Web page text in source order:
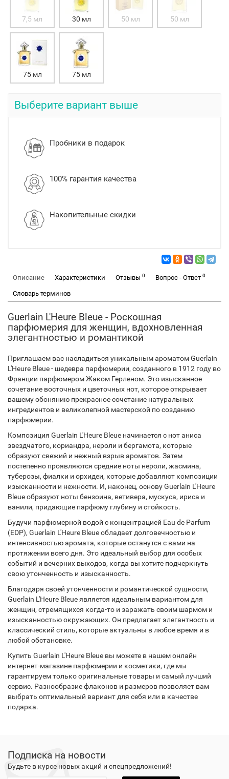
7,5 мл 30 мл 50 мл 50 мл
75 мл 75 мл
Выберите вариант выше
Пробники в подарок
100% гарантия качества
Накопительные скидки
Описание Характеристики Отзывы 0 Вопрос - Ответ 0
Словарь терминов
Guerlain L'Heure Bleue - Роскошная
парфюмерия для женщин, вдохновленная
элегантностью и романтикой
Приглашаем вас насладиться уникальным ароматом Guerlain
L'Heure Bleue - шедевра парфюмерии, созданного в 1912 году во
Франции парфюмером Жаком Герленом. Это изысканное
сочетание восточных и цветочных нот, которое открывает
вашему обонянию прекрасное сочетание натуральных
ингредиентов и великолепной мастерской по созданию
парфюмерии.
Композиция Guerlain L'Heure Bleue начинается с нот аниса
звездчатого, кориандра, нероли и бергамота, которые
образуют свежий и нежный взрыв ароматов. Затем
постепенно проявляются средние ноты нероли, жасмина,
туберозы, фиалки и орхидеи, которые добавляют композиции
изысканности и нежности. И, наконец, основу Guerlain L'Heure
Bleue образуют ноты бензоина, ветивера, мускуса, ириса и
ванили, придающие парфюму глубину и стойкость.
Будучи парфюмерной водой с концентрацией Eau de Parfum
(EDP), Guerlain L'Heure Bleue обладает долговечностью и
интенсивностью аромата, которые останутся с вами на
протяжении всего дня. Это идеальный выбор для особых
событий и вечерних выходов, когда вы хотите подчеркнуть
свою утонченность и изысканность.
Благодаря своей утонченности и романтической сущности,
Guerlain L'Heure Bleue является идеальным вариантом для
женщин, стремящихся когда-то и заражать своим шармом и
изысканностью окружающих. Он предлагает элегантность и
классический стиль, которые актуальны в любое время и в
любой обстановке.
Купить Guerlain L'Heure Bleue вы можете в нашем онлайн
интернет-магазине парфюмерии и косметики, где мы
гарантируем только оригинальные товары и самый лучший
сервис. Разнообразие флаконов и размеров позволяет вам
выбрать оптимальный вариант для себя или в качестве
подарка.
Подписка на новости
Будьте в курсе новых акций и спецпредложений!